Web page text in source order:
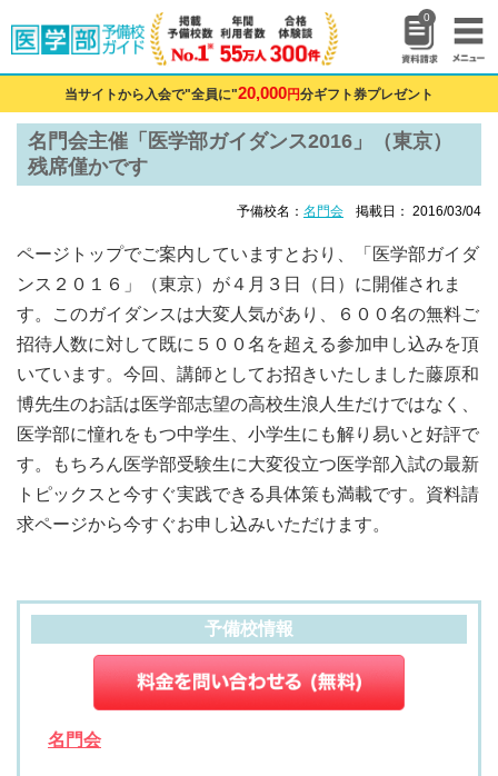
0
当サイトから入会で"全員に"20,000円分ギフト券プレゼント
名門会主催「医学部ガイダンス2016」（東京）
残席僅かです
予備校名： 名門会 掲載日： 2016/03/04
ページトップでご案内していますとおり、「医学部ガイダ
ンス２０１６」（東京）が４月３日（日）に開催されま
す。このガイダンスは大変人気があり、６００名の無料ご
招待人数に対して既に５００名を超える参加申し込みを頂
いています。今回、講師としてお招きいたしました藤原和
博先生のお話は医学部志望の高校生浪人生だけではなく、
医学部に憧れをもつ中学生、小学生にも解り易いと好評で
す。もちろん医学部受験生に大変役立つ医学部入試の最新
トピックスと今すぐ実践できる具体策も満載です。資料請
求ページから今すぐお申し込みいただけます。
予備校情報
名門会